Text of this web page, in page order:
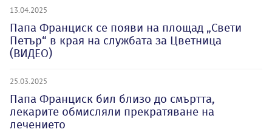
13.04.2025
Папа Франциск се появи на площад „Свети
Петър“ в края на службата за Цветница
(ВИДЕО)
25.03.2025
Папа Франциск бил близо до смъртта,
лекарите обмисляли прекратяване на
лечението